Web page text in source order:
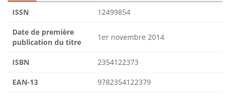
ISSN 12499854
Date de première
publication du titre
1er novembre 2014
ISBN 2354122373
EAN-13 9782354122379